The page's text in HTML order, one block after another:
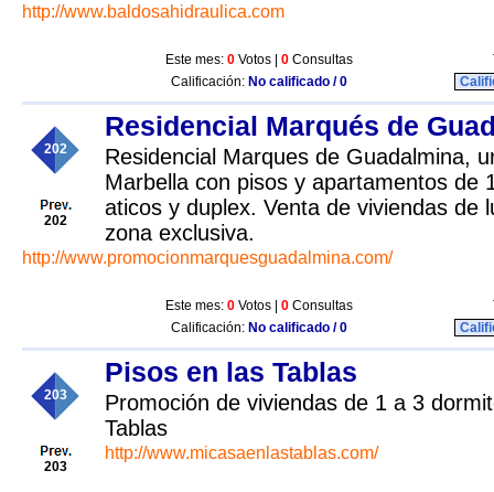
http://www.baldosahidraulica.com
Este mes: 0 Votos | 0 Consultas
Calificación: No calificado / 0
202
202
Residencial Marqués de
Residencial Marques de Guadalmina,
Marbella con pisos y apartamentos de
aticos y duplex. Venta de viviendas de
zona exclusiva.
http://www.promocionmarquesguadalmina.com/
Este mes: 0 Votos | 0 Consultas
Calificación: No calificado / 0
203
203
Pisos en las Tablas
Promoción de viviendas de 1 a 3
Tablas
http://www.micasaenlastablas.com/